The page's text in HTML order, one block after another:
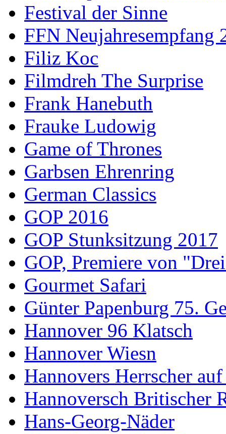
Festival der Sinne
FFN Neujahresempfang
Filiz Koc
Filmdreh The Surprise
Frank Hanebuth
Frauke Ludowig
Game of Thrones
Garbsen Ehrenring
German Classics
GOP 2016
GOP Stunksitzung 2017
GOP, Premiere von
Gourmet Safari
Günter Papenburg 75.
Hannover 96 Klatsch
Hannover Wiesn
Hannovers Herrscher
Hannoversch Britischer
Hans-Georg-Näder